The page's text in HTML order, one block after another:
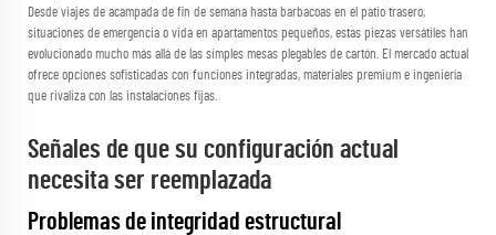
Desde viajes de acampada de fin de semana hasta barbacoas en el patio trasero,
situaciones de emergencia o vida en apartamentos pequeños, estas piezas versátiles han
evolucionado mucho más allá de las simples mesas plegables de cartón. El mercado actual
ofrece opciones sofisticadas con funciones integradas, materiales premium e ingeniería
que rivaliza con las instalaciones fijas.
Señales de que su configuración actual
necesita ser reemplazada
Problemas de integridad estructural